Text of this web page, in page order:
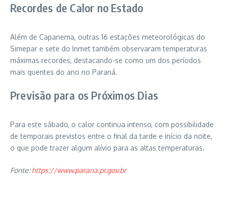
Recordes de Calor no Estado
Além de Capanema, outras 16 estações meteorológicas do
Simepar e sete do Inmet também observaram temperaturas
máximas recordes, destacando-se como um dos períodos
mais quentes do ano no Paraná.
Previsão para os Próximos Dias
Para este sábado, o calor continua intenso, com possibilidade
de temporais previstos entre o final da tarde e início da noite,
o que pode trazer algum alívio para as altas temperaturas.
Fonte:https://www.parana.pr.gov.br